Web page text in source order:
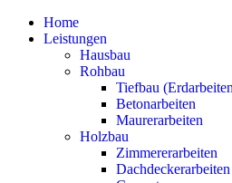
Home
Leistungen
Hausbau
Rohbau
Tiefbau
Betonarbeiten
Maurerarbeiten
Holzbau
Zimmererarbeiten